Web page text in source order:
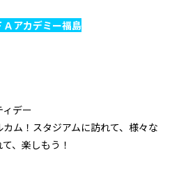
アカデミー福島
デー
ム！スタジアムに訪れて、様々な
、楽しもう！